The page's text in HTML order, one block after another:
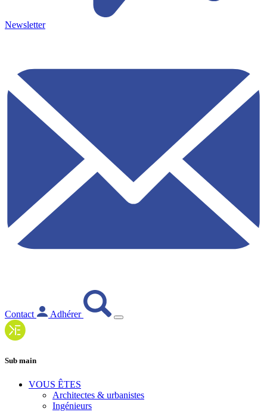
Newsletter
Contact Adhérer
Sub main
VOUS ÊTES
Architectes & urbanistes
Ingénieurs